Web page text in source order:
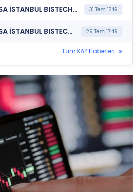
***IDGYO*** BORSA İSTANBUL BISTECH DEVRE KESİCİ UYGULAMASI (Pay Bazında Devre Kesici Bildirimi) 31 Tem 13:19
***IDGYO*** BORSA İSTANBUL BISTECH DEVRE KESİCİ UYGULAMASI (Pay Bazında Devre Kesici Bildirimi) 29 Tem 17:49
Tüm KAP Haberleri